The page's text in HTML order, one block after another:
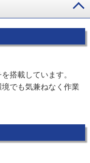
搭載しています。
でも気兼ねなく作業